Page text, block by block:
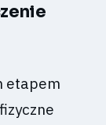
etapem